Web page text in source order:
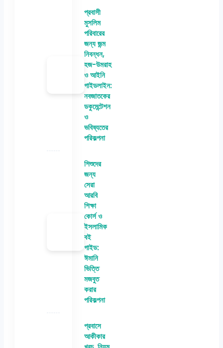
প্রবাসী
মুসলিম
পরিবারের
জন্য জন্ম
নিবন্ধন,
হজ-উমরাহ
ও আইনি
গাইডলাইন:
নবজাতকের
ডকুমেন্টেশন
ও
ভবিষ্যতের
পরিকল্পনা
শিশুদের
জন্য
সেরা
আরবি
শিক্ষা
কোর্স ও
ইসলামিক
বই
গাইড:
ঈমানি
ভিত্তি
মজবুত
করার
পরিকল্পনা
প্রবাসে
আকীকার